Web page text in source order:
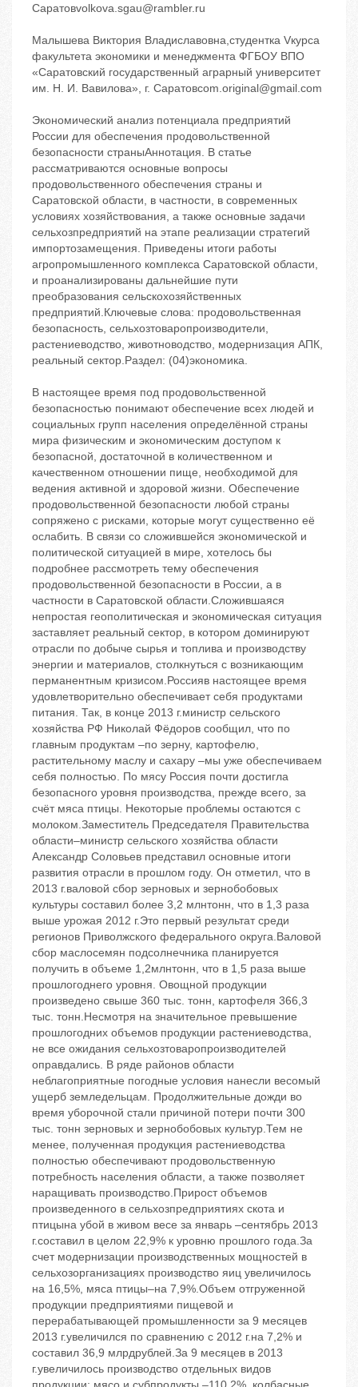
Саратовvolkova.sgau@rambler.ru
Малышева Виктория Владиславовна,студентка Vкурса
факультета экономики и менеджмента ФГБОУ ВПО
«Саратовский государственный аграрный университет
им. Н. И. Вавилова», г. Саратовcom.original@gmail.com
Экономический анализ потенциала предприятий
России для обеспечения продовольственной
безопасности страныАннотация. В статье
рассматриваются основные вопросы
продовольственного обеспечения страны и
Саратовской области, в частности, в современных
условиях хозяйствования, а также основные задачи
сельхозпредприятий на этапе реализации стратегий
импортозамещения. Приведены итоги работы
агропромышленного комплекса Саратовской области,
и проанализированы дальнейшие пути
преобразования сельскохозяйственных
предприятий.Ключевые слова: продовольственная
безопасность, сельхозтоваропроизводители,
растениеводство, животноводство, модернизация АПК,
реальный сектор.Раздел: (04)экономика.
В настоящее время под продовольственной
безопасностью понимают обеспечение всех людей и
социальных групп населения определённой страны
мира физическим и экономическим доступом к
безопасной, достаточной в количественном и
качественном отношении пище, необходимой для
ведения активной и здоровой жизни. Обеспечение
продовольственной безопасности любой страны
сопряжено с рисками, которые могут существенно её
ослабить. В связи со сложившейся экономической и
политической ситуацией в мире, хотелось бы
подробнее рассмотреть тему обеспечения
продовольственной безопасности в России, а в
частности в Саратовской области.Сложившаяся
непростая геополитическая и экономическая ситуация
заставляет реальный сектор, в котором доминируют
отрасли по добыче сырья и топлива и производству
энергии и материалов, столкнуться с возникающим
перманентным кризисом.Россияв настоящее время
удовлетворительно обеспечивает себя продуктами
питания. Так, в конце 2013 г.министр сельского
хозяйства РФ Николай Фёдоров сообщил, что по
главным продуктам –по зерну, картофелю,
растительному маслу и сахару –мы уже обеспечиваем
себя полностью. По мясу Россия почти достигла
безопасного уровня производства, прежде всего, за
счёт мяса птицы. Некоторые проблемы остаются с
молоком.Заместитель Председателя Правительства
области–министр сельского хозяйства области
Александр Соловьев представил основные итоги
развития отрасли в прошлом году. Он отметил, что в
2013 г.валовой сбор зерновых и зернобобовых
культуры составил более 3,2 млнтонн, что в 1,3 раза
выше урожая 2012 г.Это первый результат среди
регионов Приволжского федерального округа.Валовой
сбор маслосемян подсолнечника планируется
получить в объеме 1,2млнтонн, что в 1,5 раза выше
прошлогоднего уровня. Овощной продукции
произведено свыше 360 тыс. тонн, картофеля 366,3
тыс. тонн.Несмотря на значительное превышение
прошлогодних объемов продукции растениеводства,
не все ожидания сельхозтоваропроизводителей
оправдались. В ряде районов области
неблагоприятные погодные условия нанесли весомый
ущерб земледельцам. Продолжительные дожди во
время уборочной стали причиной потери почти 300
тыс. тонн зерновых и зернобобовых культур.Тем не
менее, полученная продукция растениеводства
полностью обеспечивают продовольственную
потребность населения области, а также позволяет
наращивать производство.Прирост объемов
произведенного в сельхозпредприятиях скота и
птицына убой в живом весе за январь –сентябрь 2013
г.составил в целом 22,9% к уровню прошлого года.За
счет модернизации производственных мощностей в
сельхозорганизациях производство яиц увеличилось
на 16,5%, мяса птицы–на 7,9%.Объем отгруженной
продукции предприятиями пищевой и
перерабатывающей промышленности за 9 месяцев
2013 г.увеличился по сравнению с 2012 г.на 7,2% и
составил 36,9 млрдрублей.За 9 месяцев в 2013
г.увеличилось производство отдельных видов